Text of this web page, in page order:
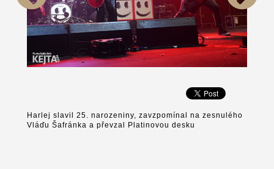
Harlej slavil 25. narozeniny, zavzpomínal na zesnulého
Vláďu Šafránka a převzal Platinovou desku